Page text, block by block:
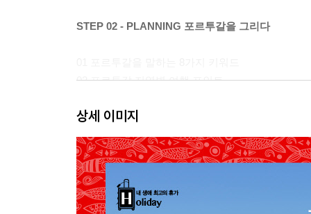
STEP 02 - PLANNING 포르투갈을 그리다
02 포르투갈 지역별 여행 포인트
04 알고 가자! 포르투갈의 쇼핑
05 포르투갈 음식 탐험대를 위한 안내문
06 알고 가면 좋은 포르투갈 축제&공휴일
07 포르투갈 여행 체크 리스트
포르투갈 지역편
상세 이미지